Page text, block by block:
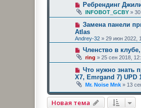
Ребрендинг
INFOBOT_GCBY »
Замена панели
Atlas
Andrey-32 » 29 июн 2022,
Членство в
ring » 25 сен 2018,
Что нужно знать
X7, Emrgand 7) UPD
Mr. Noise Mnk » 13
Новая тема